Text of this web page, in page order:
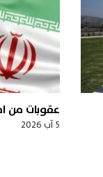
عقوبات من
5 آب 2026